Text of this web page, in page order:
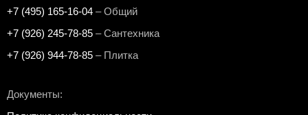
+7 (495) 165-16-04 – Общий
+7 (926) 245-78-85 – Сантехника
+7 (926) 944-78-85 – Плитка
Документы: